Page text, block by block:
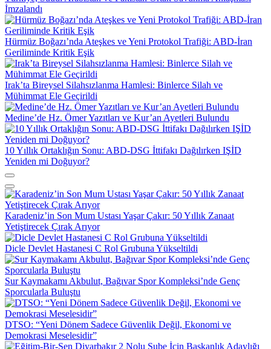
İmzalandı
Hürmüz Boğazı’nda Ateşkes ve Yeni Protokol Trafiği: ABD-İran
Geriliminde Kritik Eşik
Irak’ta Bireysel Silahsızlanma Hamlesi: Binlerce Silah ve
Mühimmat Ele Geçirildi
Medine’de Hz. Ömer Yazıtları ve Kur’an Ayetleri Bulundu
10 Yıllık Ortaklığın Sonu: ABD-DSG İttifakı Dağılırken IŞİD
Yeniden mi Doğuyor?
Karadeniz’in Son Mum Ustası Yaşar Çakır: 50 Yıllık Zanaat
Yetiştirecek Çırak Arıyor
Dicle Devlet Hastanesi C Rol Grubuna Yükseltildi
Sur Kaymakamı Akbulut, Bağıvar Spor Kompleksi’nde Genç
Sporcularla Buluştu
DTSO: “Yeni Dönem Sadece Güvenlik Değil, Ekonomi ve
Demokrasi Meselesidir”